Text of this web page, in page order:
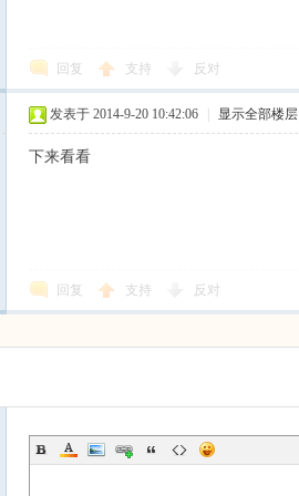
回复 支持 反对
发表于 2014-9-20 10:42:06 显示全部楼层
下来看看
回复 支持 反对